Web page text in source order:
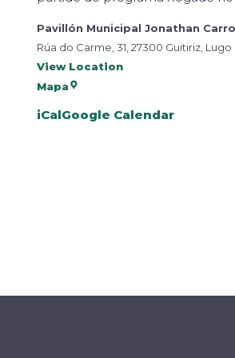
Pavillón Municipal Jonathan
Rúa do Carme, 31, 27300 Guitiriz, Lugo
View Location
Mapa
iCalGoogle Calendar